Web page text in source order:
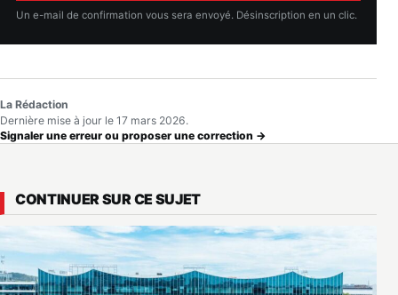
Un e-mail de confirmation vous sera envoyé. Désinscription en un clic.
La Rédaction
Dernière mise à jour le 17 mars 2026.
Signaler une erreur ou proposer une correction →
CONTINUER SUR CE SUJET